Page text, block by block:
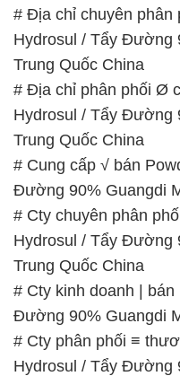
# Địa chỉ chuyên phân
Hydrosul / Tẩy Đường
Trung Quốc China
# Địa chỉ phân phối Ø
Hydrosul / Tẩy Đường
Trung Quốc China
# Cung cấp √ bán
Đường 90% Guangdi
# Cty chuyên phân
Hydrosul / Tẩy Đường
Trung Quốc China
# Cty kinh doanh |
Đường 90% Guangdi
# Cty phân phối ≡
Hydrosul / Tẩy Đường